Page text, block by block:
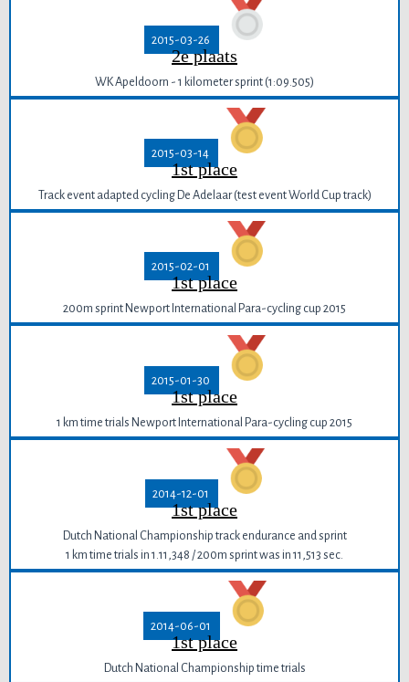
2015-03-26
2e plaats
WK Apeldoorn - 1 kilometer sprint (1:09.505)
2015-03-14
1st place
Track event adapted cycling De Adelaar (test event World Cup track)
2015-02-01
1st place
200m sprint Newport International Para-cycling cup 2015
2015-01-30
1st place
1 km time trials Newport International Para-cycling cup 2015
2014-12-01
1st place
Dutch National Championship track endurance and sprint
1 km time trials in 1.11,348 / 200m sprint was in 11,513 sec.
2014-06-01
1st place
Dutch National Championship time trials